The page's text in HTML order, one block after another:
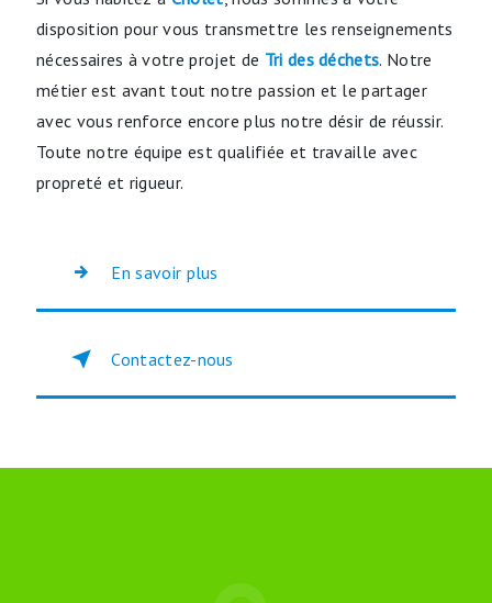
disposition pour vous transmettre les renseignements
nécessaires à votre projet de Tri des déchets. Notre
métier est avant tout notre passion et le partager
avec vous renforce encore plus notre désir de réussir.
Toute notre équipe est qualifiée et travaille avec
propreté et rigueur.
En savoir plus
Contactez-nous